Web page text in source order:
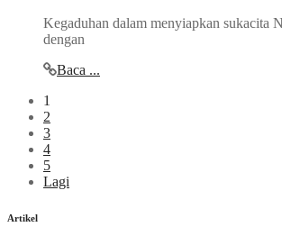
Kegaduhan dalam menyiapkan sukacita
dengan
Baca ...
1
2
3
4
5
Lagi
Artikel